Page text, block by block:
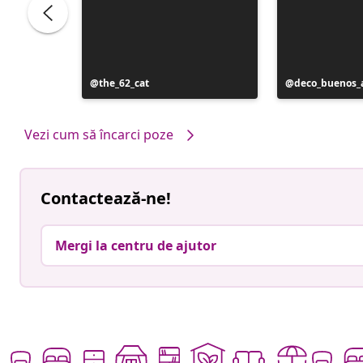
Postare
publicată
the_62_cat
Postare
publicată
Vezi cum să încarci poze
Contactează-ne!
Mergi la centru de ajutor